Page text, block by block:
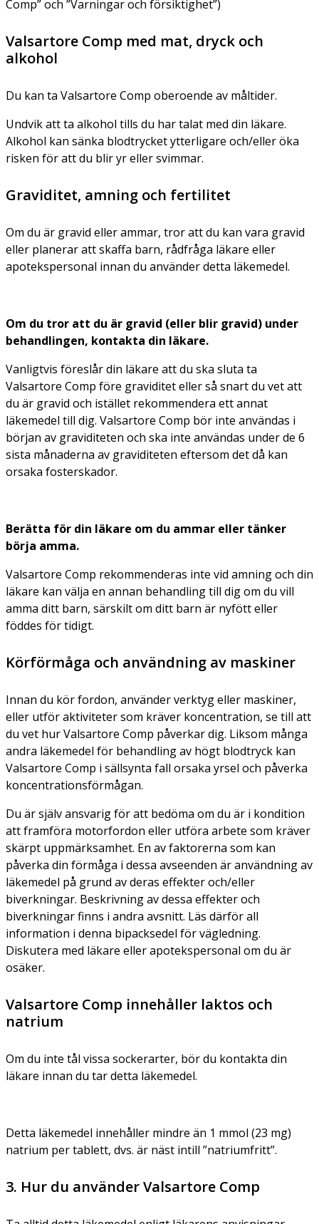
Comp” och ”Varningar och försiktighet”)
Valsartore Comp med mat, dryck och
alkohol
Du kan ta Valsartore Comp oberoende av måltider.
Undvik att ta alkohol tills du har talat med din läkare.
Alkohol kan sänka blodtrycket ytterligare och/eller öka
risken för att du blir yr eller svimmar.
Graviditet, amning och fertilitet
Om du är gravid eller ammar, tror att du kan vara gravid
eller planerar att skaffa barn, rådfråga läkare eller
apotekspersonal innan du använder detta läkemedel.
Om du tror att du är gravid (eller blir gravid) under
behandlingen, kontakta din läkare.
Vanligtvis föreslår din läkare att du ska sluta ta
Valsartore Comp före graviditet eller så snart du vet att
du är gravid och istället rekommendera ett annat
läkemedel till dig. Valsartore Comp bör inte användas i
början av graviditeten och ska inte användas under de 6
sista månaderna av graviditeten eftersom det då kan
orsaka fosterskador.
Berätta för din läkare om du ammar eller tänker
börja amma.
Valsartore Comp rekommenderas inte vid amning och din
läkare kan välja en annan behandling till dig om du vill
amma ditt barn, särskilt om ditt barn är nyfött eller
föddes för tidigt.
Körförmåga och användning av maskiner
Innan du kör fordon, använder verktyg eller maskiner,
eller utför aktiviteter som kräver koncentration, se till att
du vet hur Valsartore Comp påverkar dig. Liksom många
andra läkemedel för behandling av högt blodtryck kan
Valsartore Comp i sällsynta fall orsaka yrsel och påverka
koncentrationsförmågan.
Du är själv ansvarig för att bedöma om du är i kondition
att framföra motorfordon eller utföra arbete som kräver
skärpt uppmärksamhet. En av faktorerna som kan
påverka din förmåga i dessa avseenden är användning av
läkemedel på grund av deras effekter och/eller
biverkningar. Beskrivning av dessa effekter och
biverkningar finns i andra avsnitt. Läs därför all
information i denna bipacksedel för vägledning.
Diskutera med läkare eller apotekspersonal om du är
osäker.
Valsartore Comp innehåller laktos och
natrium
Om du inte tål vissa sockerarter, bör du kontakta din
läkare innan du tar detta läkemedel.
Detta läkemedel innehåller mindre än 1 mmol (23 mg)
natrium per tablett, dvs. är näst intill ”natriumfritt”.
3. Hur du använder Valsartore Comp